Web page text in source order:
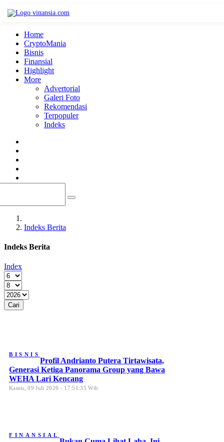
Home CryptoMania
Editor Terpopuler Indeks
Home
CryptoMania
Bisnis
Finansial
Highlight
More
Advertorial
Galeri Foto
Rekomendasi
Terpopuler
Indeks
Indeks Berita
Indeks Berita
Index
BISNIS
Profil Andrianto Putera Tirtawisata,
Generasi Ketiga Panorama Group yang Bawa
WEHA Lari Kencang
Kamis, 09 Juli 2026 - 17:51:35 Wib
FINANSIAL